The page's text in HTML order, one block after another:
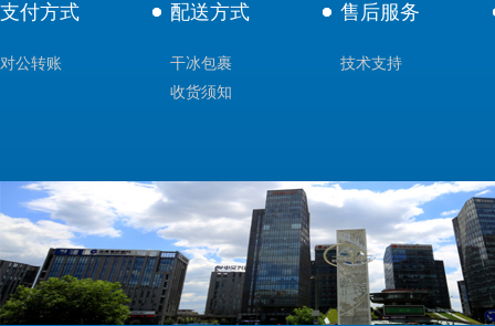
支付方式
对公转账
配送方式
干冰包裹
收货须知
售后服务
技术支持